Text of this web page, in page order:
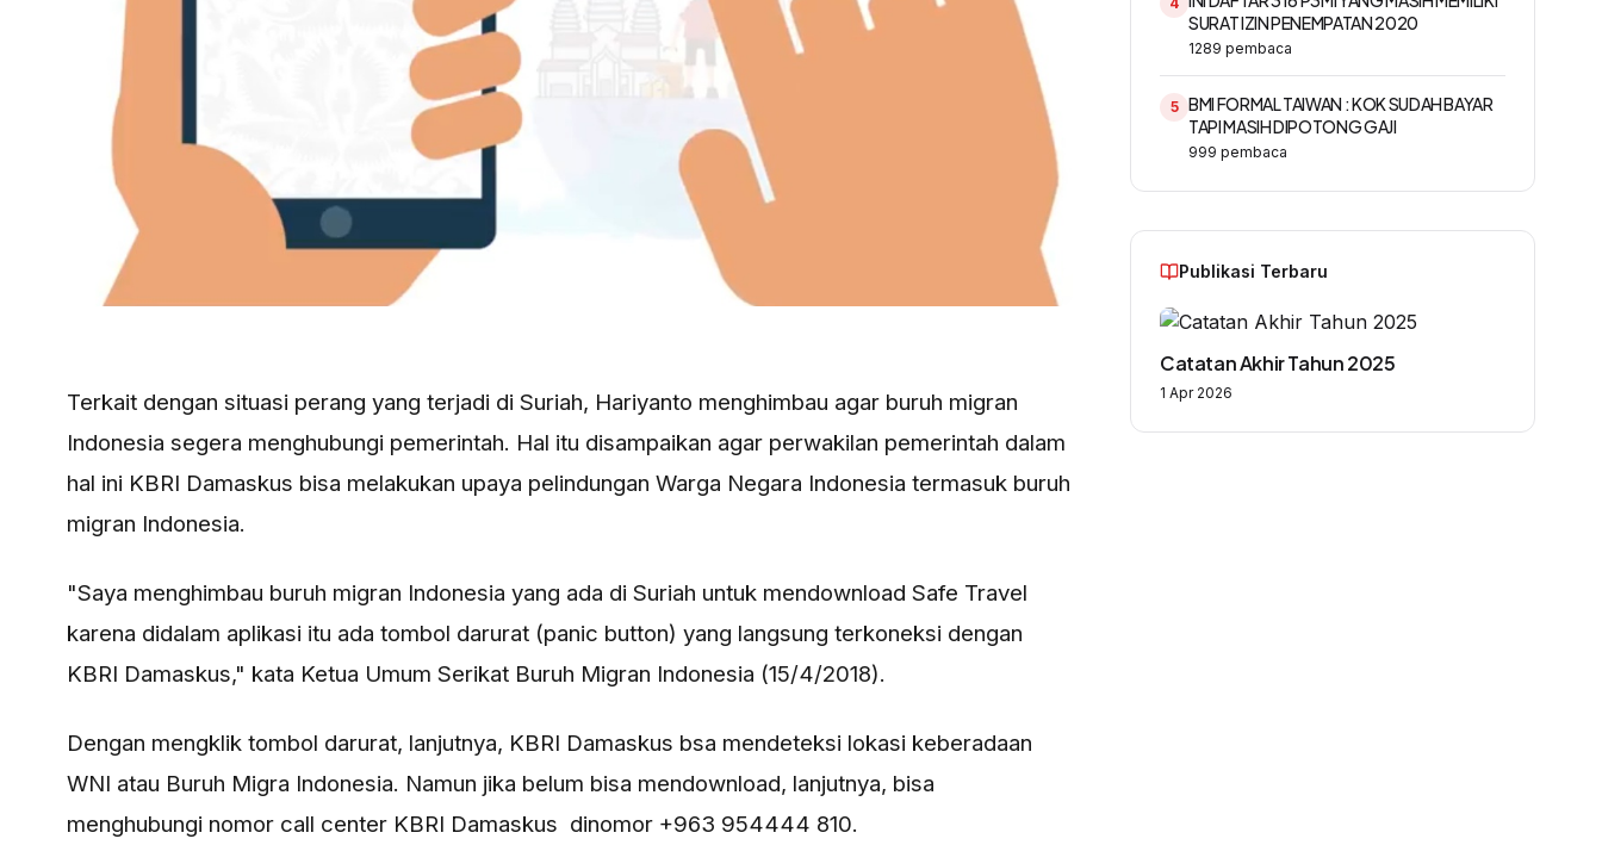
Terkait dengan situasi perang yang terjadi di Suriah, Hariyanto menghimbau agar buruh migran
Indonesia segera menghubungi pemerintah. Hal itu disampaikan agar perwakilan pemerintah dalam
hal ini KBRI Damaskus bisa melakukan upaya pelindungan Warga Negara Indonesia termasuk buruh
migran Indonesia.
"Saya menghimbau buruh migran Indonesia yang ada di Suriah untuk mendownload Safe Travel
karena didalam aplikasi itu ada tombol darurat (panic button) yang langsung terkoneksi dengan
KBRI Damaskus," kata Ketua Umum Serikat Buruh Migran Indonesia (15/4/2018).
Dengan mengklik tombol darurat, lanjutnya, KBRI Damaskus bsa mendeteksi lokasi keberadaan
WNI atau Buruh Migra Indonesia. Namun jika belum bisa mendownload, lanjutnya, bisa
menghubungi nomor call center KBRI Damaskus dinomor +963 954444 810.
SURAT IZIN PENEMPATAN 2020
1289 pembaca
5 BMI FORMAL TAIWAN : KOK SUDAH BAYAR
TAPI MASIH DIPOTONG GAJI
999 pembaca
Publikasi Terbaru
Catatan Akhir Tahun 2025
1 Apr 2026